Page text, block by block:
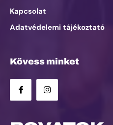
Kapcsolat
Adatvédelemi tájékoztató
Kövess minket